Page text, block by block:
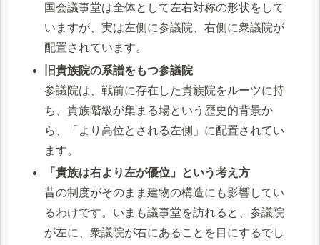
国会議事堂は全体として左右対称の形状をして
いますが、実は左側に参議院、右側に衆議院が
配置されています。
旧貴族院の系譜をもつ参議院
参議院は、戦前に存在した貴族院をルーツに持
ち、貴族階級が集まる場という歴史的背景か
ら、「より高位とされる左側」に配置されてい
ます。
「貴族は右より左が優位」という考え方
昔の制度がそのまま建物の構造にも影響してい
るわけです。いまも議事堂を訪れると、参議院
が左に、衆議院が右にあることを目にするでし